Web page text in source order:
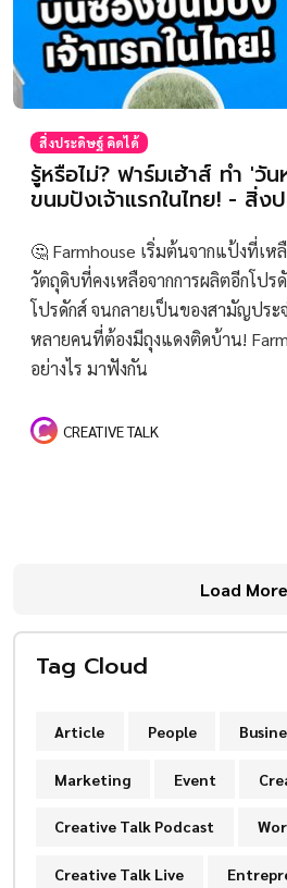
สิ่งประดิษฐ์ คิดได้
รู้หรือไม่? ฟาร์มเฮ้าส์ ทำ 'วั
ขนมปังเจ้าแรกในไทย! - สิ่ง
🤔 Farmhouse เริ่มต้นจากแป้งที่เห
วัตถุดิบที่คงเหลือจากการผลิตอีกโปร
โปรดักส์ จนกลายเป็นของสามัญประ
หลายคนที่ต้องมีถุงแดงติดบ้าน!
อย่างไร มาฟังกัน
CREATIVE TALK
Load More
Tag Cloud
Article People
Marketing Event
Creative Talk Podcast
Creative Talk Live